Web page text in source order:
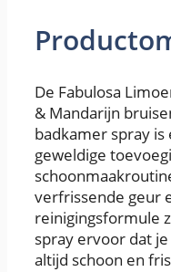
De Fabulosa
& Mandarijn
badkamer spray is
geweldige
verfrissende geur
reinigingsformule
spray ervoor dat
altijd schoon en